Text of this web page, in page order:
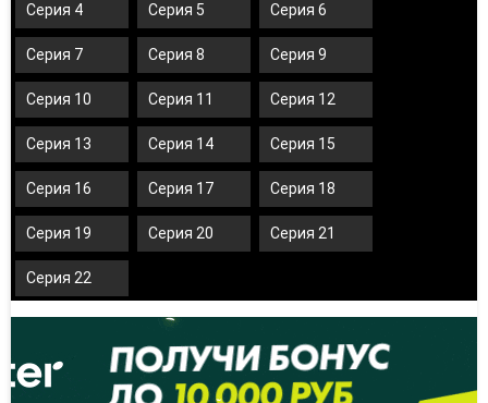
Серия 4 Серия 5 Серия 6
Серия 7 Серия 8 Серия 9
Серия 10 Серия 11 Серия 12
Серия 13 Серия 14 Серия 15
Серия 16 Серия 17 Серия 18
Серия 19 Серия 20 Серия 21
Серия 22